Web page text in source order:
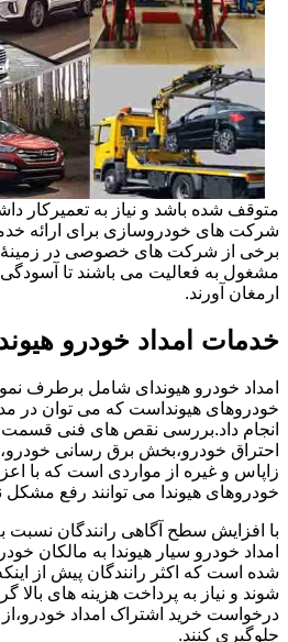
متوقف شده باشد و نیاز به تعمیرکار
شرکت های خودروسازی برای ارائه
برخی از شرکت های خصوصی در زمینۀ
مشغول به فعالیت می باشند تا آسودگی
ارمغان آورند.
خدمات امداد خودرو
امداد خودرو هیوندای شامل برطرف
خودروهای هیونداست که می توان در
انجام داد.بررسی نقص های فنی
احتراق خودرو،بخش برق رسانی
زاپاس و غیره از مواردی است که با
خودروهای هیوندا می توانند رفع مشکل
با افزایش سطح آگاهی رانندگان
امداد خودرو سیار هیوندا به مالکان
شده است که اکثر رانندگان پیش از
شوند و نیاز به پرداخت هزینه های بالا
درخواست خرید اشتراک امداد
جلوگیری کنند.